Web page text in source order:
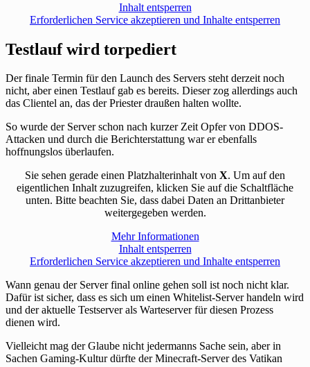
Inhalt entsperren
Erforderlichen Service akzeptieren und Inhalte entsperren
Testlauf wird torpediert
Der finale Termin für den Launch des Servers steht derzeit noch
nicht, aber einen Testlauf gab es bereits. Dieser zog allerdings auch
das Clientel an, das der Priester draußen halten wollte.
So wurde der Server schon nach kurzer Zeit Opfer von DDOS-
Attacken und durch die Berichterstattung war er ebenfalls
hoffnungslos überlaufen.
Sie sehen gerade einen Platzhalterinhalt von X. Um auf den
eigentlichen Inhalt zuzugreifen, klicken Sie auf die Schaltfläche
unten. Bitte beachten Sie, dass dabei Daten an Drittanbieter
weitergegeben werden.
Mehr Informationen
Inhalt entsperren
Erforderlichen Service akzeptieren und Inhalte entsperren
Wann genau der Server final online gehen soll ist noch nicht klar.
Dafür ist sicher, dass es sich um einen Whitelist-Server handeln wird
und der aktuelle Testserver als Warteserver für diesen Prozess
dienen wird.
Vielleicht mag der Glaube nicht jedermanns Sache sein, aber in
Sachen Gaming-Kultur dürfte der Minecraft-Server des Vatikan